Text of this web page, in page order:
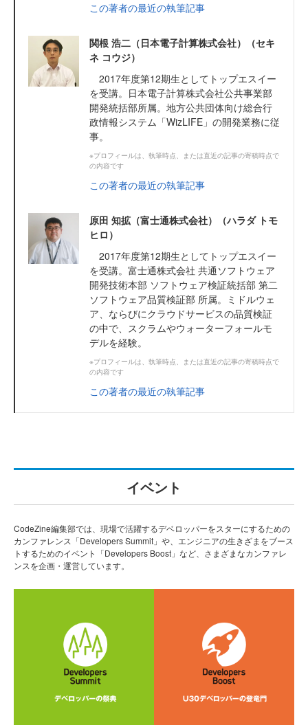
この著者の最近の執筆記事
関根 浩二（日本電子計算株式会社）（セキ
ネ コウジ）
2017年度第12期生としてトップエスイー
を受講。日本電子計算株式会社公共事業部
開発統括部所属。地方公共団体向け総合行
政情報システム「WizLIFE」の開発業務に従
事。
※プロフィールは、執筆時点、または直近の記事の寄稿時点で
の内容です
この著者の最近の執筆記事
原田 知拡（富士通株式会社）（ハラダ トモ
ヒロ）
2017年度第12期生としてトップエスイー
を受講。富士通株式会社 共通ソフトウェア
開発技術本部 ソフトウェア検証統括部 第二
ソフトウェア品質検証部 所属。ミドルウェ
ア、ならびにクラウドサービスの品質検証
の中で、スクラムやウォーターフォールモ
デルを経験。
※プロフィールは、執筆時点、または直近の記事の寄稿時点で
の内容です
この著者の最近の執筆記事
イベント
CodeZine編集部では、現場で活躍するデベロッパーをスターにするための
カンファレンス「Developers Summit」や、エンジニアの生きざまをブース
トするためのイベント「Developers Boost」など、さまざまなカンファレ
ンスを企画・運営しています。